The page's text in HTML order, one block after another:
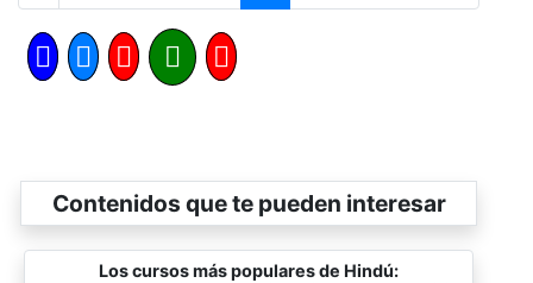
Contenidos que te pueden interesar
Los cursos más populares de Hindú: